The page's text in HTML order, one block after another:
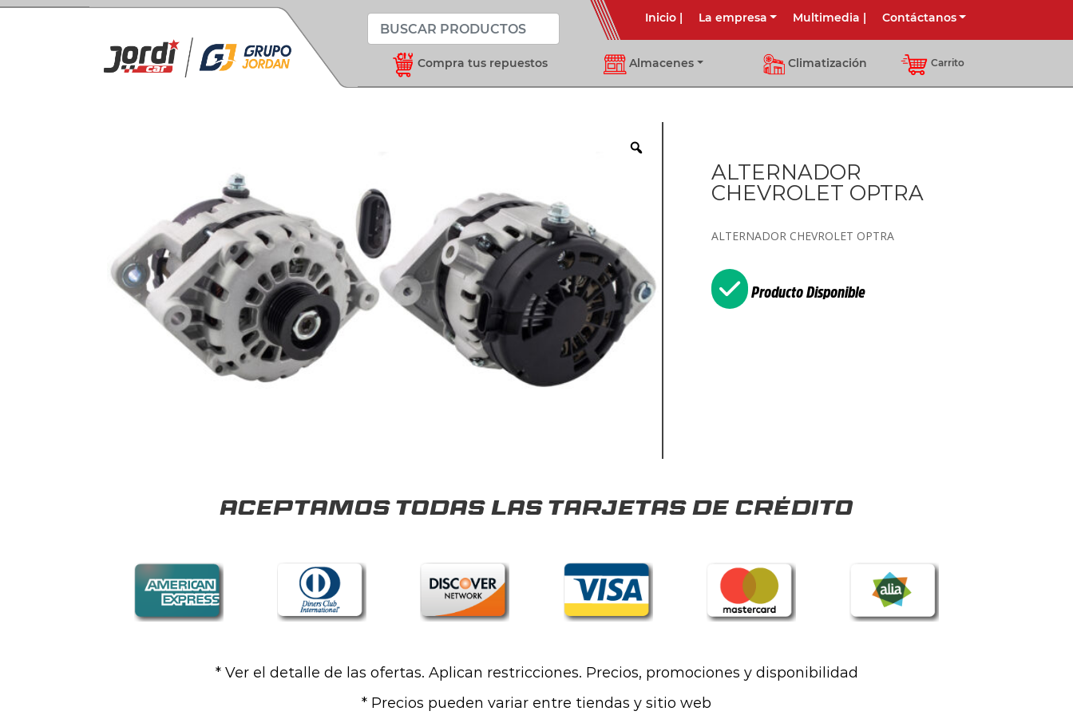
Inicio| La empresa Multimedia | Contáctanos
Compra tus repuestos Almacenes Climatización Carrito
ALTERNADOR
CHEVROLET OPTRA
ALTERNADOR CHEVROLET OPTRA
Producto Disponible
Aceptamos todas las tarjetas de crédito
* Ver el detalle de las ofertas. Aplican restricciones. Precios, promociones y disponibilidad
* Precios pueden variar entre tiendas y sitio web